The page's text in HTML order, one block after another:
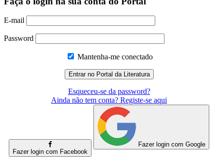
E-mail
Password
Mantenha-me conectado
Esqueceu-se da password?
Ainda não tem conta? Registe-se aqui
Fazer login com Facebook
Fazer login com Google